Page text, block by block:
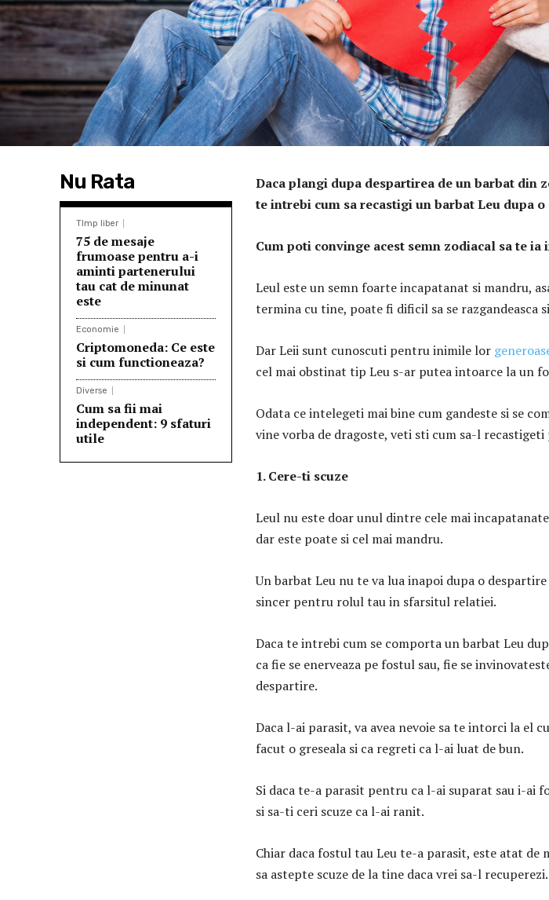
Nu Rata
TImp liber
75 de mesaje
frumoase pentru a-i
aminti partenerului
tau cat de minunat
este
Economie
Criptomoneda: Ce este
si cum functioneaza?
Diverse
Cum sa fii mai
independent: 9 sfaturi
utile
Daca plangi dupa despartirea de un barbat din
te intrebi cum sa recastigi un barbat Leu dupa
Cum poti convinge acest semn zodiacal sa te ia
Leul este un semn foarte incapatanat si mandru,
termina cu tine, poate fi dificil sa se razgandeasca
Dar Leii sunt cunoscuti pentru inimile lor
cel mai obstinat tip Leu s-ar putea intoarce la un
Odata ce intelegeti mai bine cum gandeste si se
vine vorba de dragoste, veti sti cum sa-l recastigeti
1. Cere-ti scuze
Leul nu este doar unul dintre cele mai
dar este poate si cel mai mandru.
Un barbat Leu nu te va lua inapoi dupa o
sincer pentru rolul tau in sfarsitul relatiei.
Daca te intrebi cum se comporta un barbat Leu
ca fie se enerveaza pe fostul sau, fie se
despartire.
Daca l-ai parasit, va avea nevoie sa te intorci la el
facut o greseala si ca regreti ca l-ai luat de bun.
Si daca te-a parasit pentru ca l-ai suparat sau i-ai
si sa-ti ceri scuze ca l-ai ranit.
Chiar daca fostul tau Leu te-a parasit, este atat
sa astepte scuze de la tine daca vrei sa-l recuperezi.